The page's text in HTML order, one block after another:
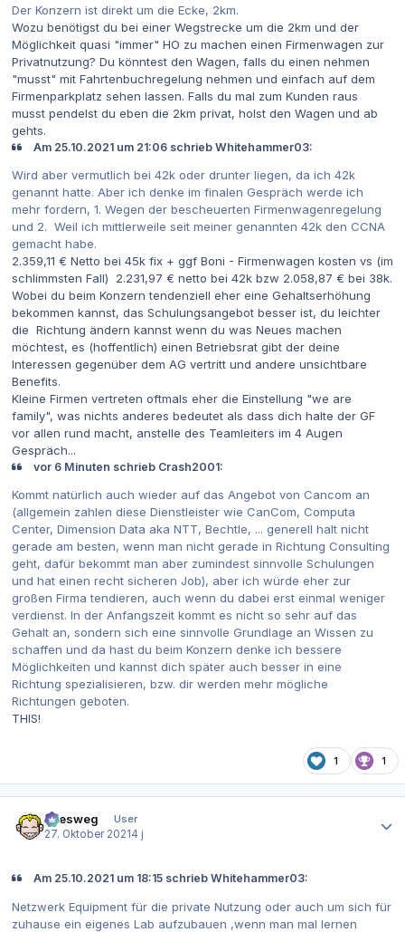
Der Konzern ist direkt um die Ecke, 2km.
Wozu benötigst du bei einer Wegstrecke um die 2km und der
Möglichkeit quasi "immer" HO zu machen einen Firmenwagen zur
Privatnutzung? Du könntest den Wagen, falls du einen nehmen
"musst" mit Fahrtenbuchregelung nehmen und einfach auf dem
Firmenparkplatz sehen lassen. Falls du mal zum Kunden raus
musst pendelst du eben die 2km privat, holst den Wagen und ab
gehts.
Am 25.10.2021 um 21:06 schrieb Whitehammer03:
Wird aber vermutlich bei 42k oder drunter liegen, da ich 42k
genannt hatte. Aber ich denke im finalen Gespräch werde ich
mehr fordern, 1. Wegen der bescheuerten Firmenwagenregelung
und 2. Weil ich mittlerweile seit meiner genannten 42k den CCNA
gemacht habe.
2.359,11 € Netto bei 45k fix + ggf Boni - Firmenwagen kosten vs (im
schlimmsten Fall) 2.231,97 € netto bei 42k bzw 2.058,87 € bei 38k.
Wobei du beim Konzern tendenziell eher eine Gehaltserhöhung
bekommen kannst, das Schulungsangebot besser ist, du leichter
die Richtung ändern kannst wenn du was Neues machen
möchtest, es (hoffentlich) einen Betriebsrat gibt der deine
Interessen gegenüber dem AG vertritt und andere unsichtbare
Benefits.
Kleine Firmen vertreten oftmals eher die Einstellung "we are
family", was nichts anderes bedeutet als dass dich halte der GF
vor allen rund macht, anstelle des Teamleiters im 4 Augen
Gespräch...
vor 6 Minuten schrieb Crash2001:
Kommt natürlich auch wieder auf das Angebot von Cancom an
(allgemein zahlen diese Dienstleister wie CanCom, Computa
Center, Dimension Data aka NTT, Bechtle, ... generell halt nicht
gerade am besten, wenn man nicht gerade in Richtung Consulting
geht, dafür bekommt man aber zumindest sinnvolle Schulungen
und hat einen recht sicheren Job), aber ich würde eher zur
großen Firma tendieren, auch wenn du dabei erst einmal weniger
verdienst. In der Anfangszeit kommt es nicht so sehr auf das
Gehalt an, sondern sich eine sinnvolle Grundlage an Wissen zu
schaffen und da hast du beim Konzern denke ich bessere
Möglichkeiten und kannst dich später auch besser in eine
Richtung spezialisieren, bzw. dir werden mehr mögliche
Richtungen geboten.
THIS!
1 1
allesweg
User
27. Oktober 20214 j
Am 25.10.2021 um 18:15 schrieb Whitehammer03:
Netzwerk Equipment für die private Nutzung oder auch um sich für
zuhause ein eigenes Lab aufzubauen ,wenn man mal lernen